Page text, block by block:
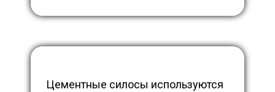
Цементные силосы используются